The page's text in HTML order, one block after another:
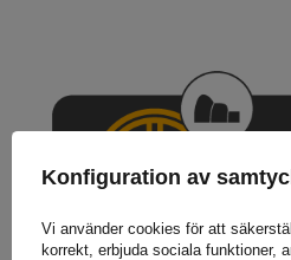
Konfiguration av
Vi använder cookies för att
korrekt, erbjuda sociala funktioner,